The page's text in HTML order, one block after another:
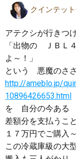
クインテッ
アテクシが行きつ
「出物の ＪＢＬ
よ～！」
という 悪魔のさ
http://ameblo.jp/
10896426653.html
を 自分の今ある
差額分を支払うこ
１７万円でご購入
この冷蔵庫級の大